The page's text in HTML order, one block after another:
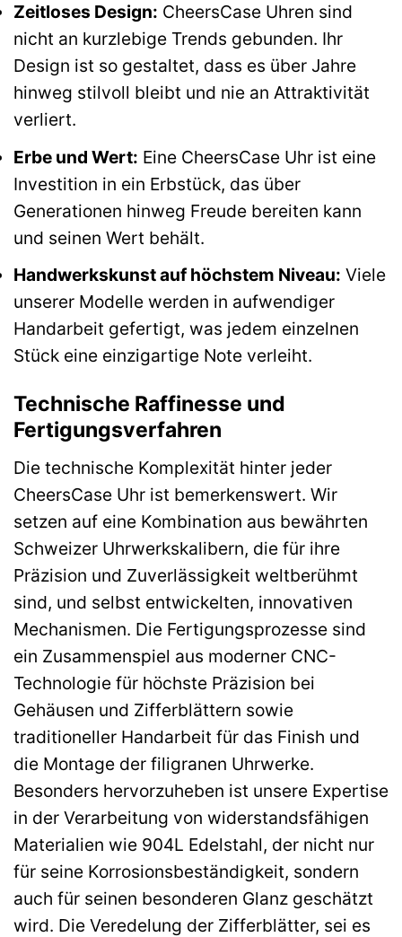
Zeitloses Design: CheersCase Uhren sind
nicht an kurzlebige Trends gebunden. Ihr
Design ist so gestaltet, dass es über Jahre
hinweg stilvoll bleibt und nie an Attraktivität
verliert.
Erbe und Wert: Eine CheersCase Uhr ist eine
Investition in ein Erbstück, das über
Generationen hinweg Freude bereiten kann
und seinen Wert behält.
Handwerkskunst auf höchstem Niveau: Viele
unserer Modelle werden in aufwendiger
Handarbeit gefertigt, was jedem einzelnen
Stück eine einzigartige Note verleiht.
Technische Raffinesse und
Fertigungsverfahren
Die technische Komplexität hinter jeder
CheersCase Uhr ist bemerkenswert. Wir
setzen auf eine Kombination aus bewährten
Schweizer Uhrwerkskalibern, die für ihre
Präzision und Zuverlässigkeit weltberühmt
sind, und selbst entwickelten, innovativen
Mechanismen. Die Fertigungsprozesse sind
ein Zusammenspiel aus moderner CNC-
Technologie für höchste Präzision bei
Gehäusen und Zifferblättern sowie
traditioneller Handarbeit für das Finish und
die Montage der filigranen Uhrwerke.
Besonders hervorzuheben ist unsere Expertise
in der Verarbeitung von widerstandsfähigen
Materialien wie 904L Edelstahl, der nicht nur
für seine Korrosionsbeständigkeit, sondern
auch für seinen besonderen Glanz geschätzt
wird. Die Veredelung der Zifferblätter, sei es